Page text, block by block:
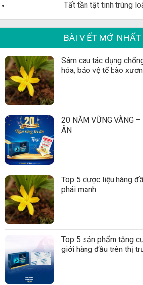
Tất tần tật tinh trùng
BÀI VIẾT MỚI NHẤT
Sâm cau tác dụng
hóa, bảo vệ tế bào
20 NĂM VỮNG VÀNG –
ÂN
Top 5 dược liệu hàng
phái mạnh
Top 5 sản phẩm tăng
giới hàng đầu trên thị